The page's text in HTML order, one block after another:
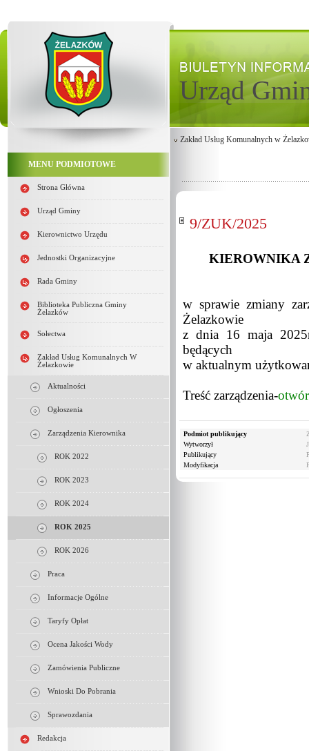
Urząd
MENU PODMIOTOWE
Strona Główna
Urząd Gminy
Kierownictwo Urzędu
Jednostki Organizacyjne
Rada Gminy
Biblioteka Publiczna Gminy
Żelazków
Sołectwa
Zakład Usług Komunalnych W
Żelazkowie
Aktualności
Ogłoszenia
Zarządzenia Kierownika
ROK 2022
ROK 2023
ROK 2024
ROK 2025
ROK 2026
Praca
Informacje Ogólne
Taryfy Opłat
Ocena Jakości Wody
Zamówienia Publiczne
Wnioski Do Pobrania
Sprawozdania
Redakcja
Zakład Usług Komunalnych w
9/ZUK/2025
KIEROWNIKA
w sprawie zmiany
Żelazkowie
z dnia 16 maja
będących
w aktualnym
Treść zarządzenia-
Podmiot publikujący
Wytworzył
Publikujący
Modyfikacja